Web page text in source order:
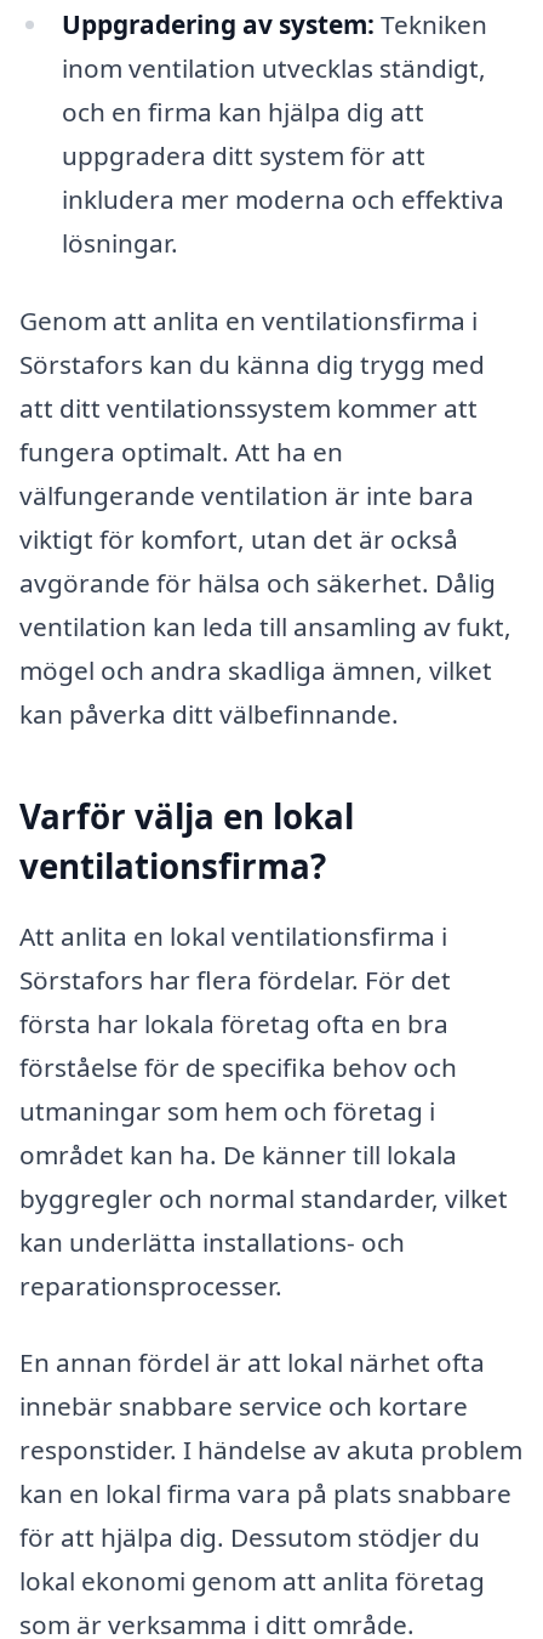
Uppgradering av system: Tekniken
inom ventilation utvecklas ständigt,
och en firma kan hjälpa dig att
uppgradera ditt system för att
inkludera mer moderna och effektiva
lösningar.
Genom att anlita en ventilationsfirma i
Sörstafors kan du känna dig trygg med
att ditt ventilationssystem kommer att
fungera optimalt. Att ha en
välfungerande ventilation är inte bara
viktigt för komfort, utan det är också
avgörande för hälsa och säkerhet. Dålig
ventilation kan leda till ansamling av fukt,
mögel och andra skadliga ämnen, vilket
kan påverka ditt välbefinnande.
Varför välja en lokal
ventilationsfirma?
Att anlita en lokal ventilationsfirma i
Sörstafors har flera fördelar. För det
första har lokala företag ofta en bra
förståelse för de specifika behov och
utmaningar som hem och företag i
området kan ha. De känner till lokala
byggregler och normal standarder, vilket
kan underlätta installations- och
reparationsprocesser.
En annan fördel är att lokal närhet ofta
innebär snabbare service och kortare
responstider. I händelse av akuta problem
kan en lokal firma vara på plats snabbare
för att hjälpa dig. Dessutom stödjer du
lokal ekonomi genom att anlita företag
som är verksamma i ditt område.